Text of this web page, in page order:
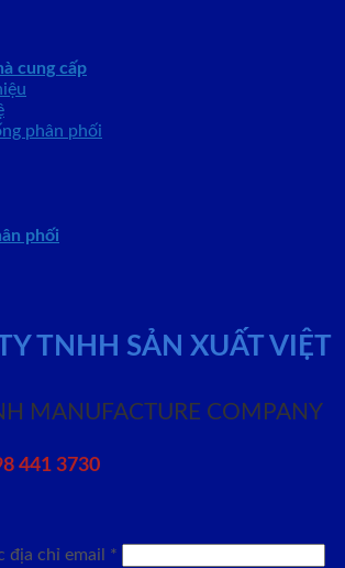
cung cấp
phân phối
phối
TNHH SẢN XUẤT VIỆT
MANUFACTURE COMPANY
441 3730
địa chỉ email *